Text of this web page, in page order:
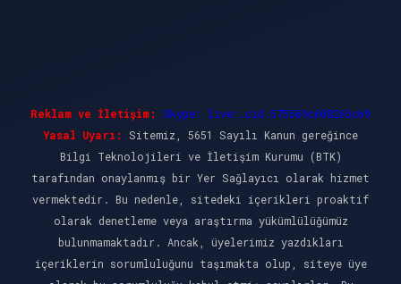
Reklam ve İletişim:
Skype: live:.cid.575569c608265c69
Yasal Uyarı:
Sitemiz, 5651 Sayılı Kanun gereğince
Bilgi Teknolojileri ve İletişim Kurumu (BTK)
tarafından onaylanmış bir Yer Sağlayıcı olarak hizmet
vermektedir. Bu nedenle, sitedeki içerikleri proaktif
olarak denetleme veya araştırma yükümlülüğümüz
bulunmamaktadır. Ancak, üyelerimiz yazdıkları
içeriklerin sorumluluğunu taşımakta olup, siteye üye